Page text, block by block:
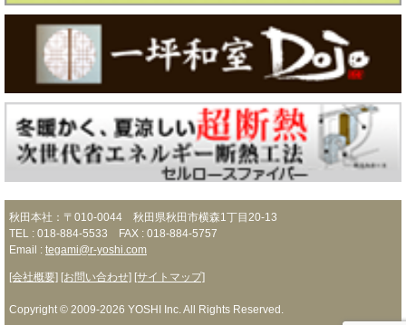
秋田本社：〒010-0044 秋田県秋田市横森1丁目20-13
TEL : 018-884-5533 FAX : 018-884-5757
Email : tegami@r-yoshi.com
[会社概要] [お問い合わせ] [サイトマップ]
Copyright © 2009-2026 YOSHI Inc. All Rights Reserved.